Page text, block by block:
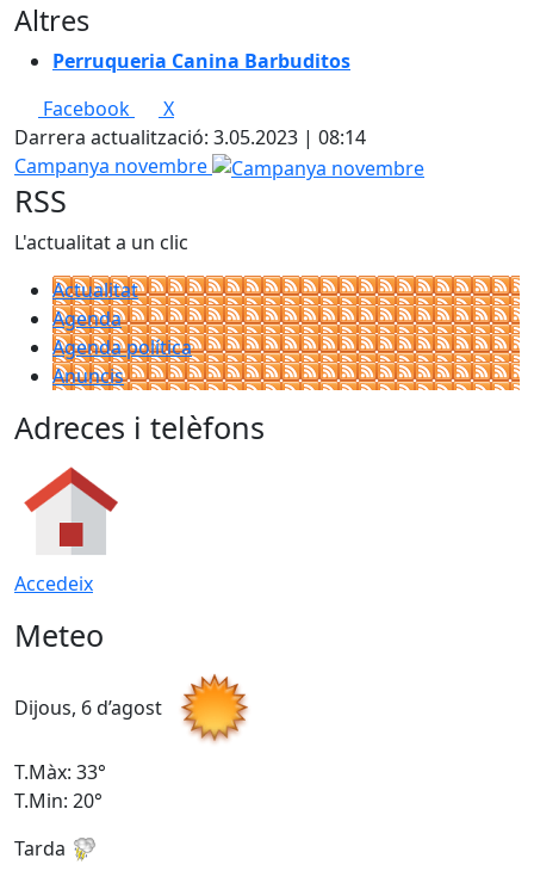
Altres
Perruqueria Canina Barbuditos
Facebook
X
Darrera actualització: 3.05.2023 | 08:14
Campanya novembre
RSS
L'actualitat a un clic
Actualitat
Agenda
Agenda política
Anuncis
Adreces i telèfons
Accedeix
Meteo
Dijous, 6 d’agost
T.Màx: 33°
T.Min: 20°
Tarda